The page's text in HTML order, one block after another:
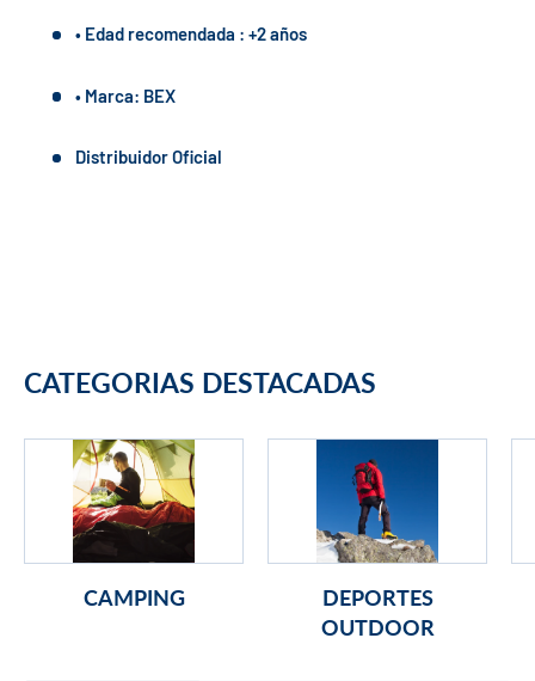
• Edad recomendada : +2 años
• Marca: BEX
Distribuidor Oficial
CATEGORIAS DESTACADAS
CAMPING
DEPORTES
OUTDOOR